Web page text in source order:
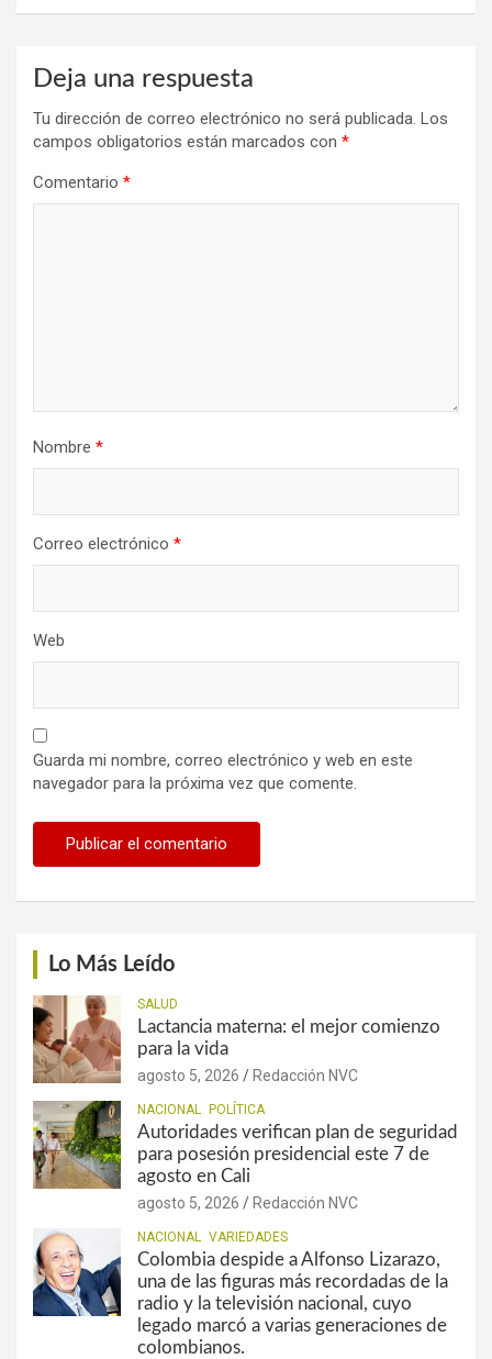
Deja una respuesta
Tu dirección de correo electrónico no será publicada. Los
campos obligatorios están marcados con *
Comentario *
Nombre *
Correo electrónico *
Web
Guarda mi nombre, correo electrónico y web en este
navegador para la próxima vez que comente.
Lo Más Leído
SALUD
Lactancia materna: el mejor comienzo
para la vida
agosto 5, 2026 Redacción NVC
NACIONAL POLÍTICA
Autoridades verifican plan de seguridad
para posesión presidencial este 7 de
agosto en Cali
agosto 5, 2026 Redacción NVC
NACIONAL VARIEDADES
Colombia despide a Alfonso Lizarazo,
una de las figuras más recordadas de la
radio y la televisión nacional, cuyo
legado marcó a varias generaciones de
colombianos.